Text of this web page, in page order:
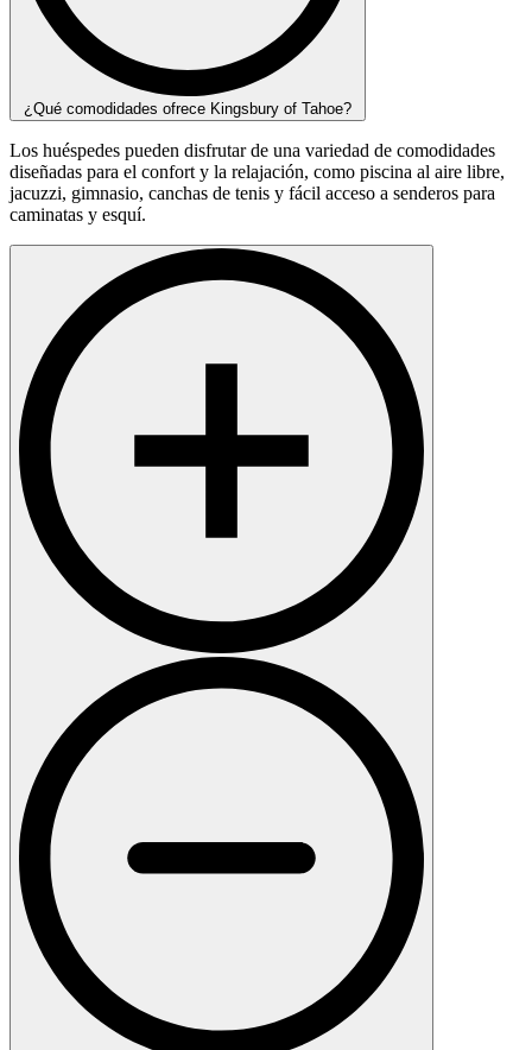
¿Qué comodidades ofrece Kingsbury of Tahoe?
Los huéspedes pueden disfrutar de una variedad de comodidades
diseñadas para el confort y la relajación, como piscina al aire libre,
jacuzzi, gimnasio, canchas de tenis y fácil acceso a senderos para
caminatas y esquí.